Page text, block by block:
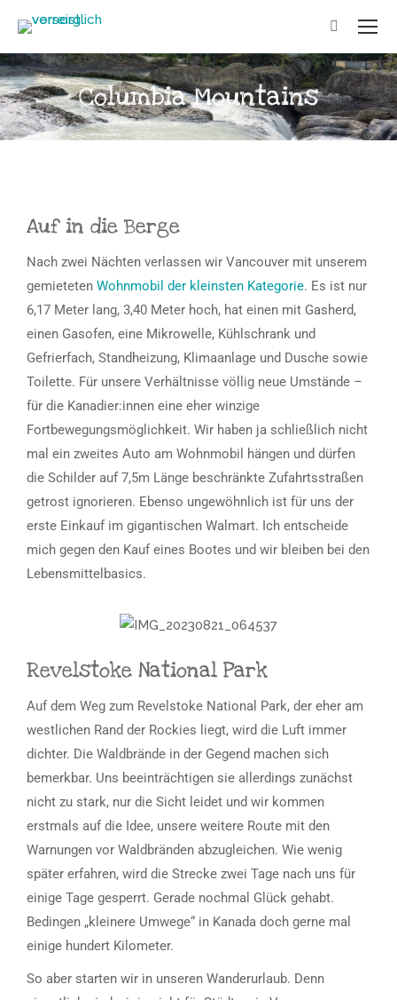
Columbia Mountains
Auf in die Berge
Nach zwei Nächten verlassen wir Vancouver mit unserem
gemieteten Wohnmobil der kleinsten Kategorie. Es ist nur
6,17 Meter lang, 3,40 Meter hoch, hat einen mit Gasherd,
einen Gasofen, eine Mikrowelle, Kühlschrank und
Gefrierfach, Standheizung, Klimaanlage und Dusche sowie
Toilette. Für unsere Verhältnisse völlig neue Umstände –
für die Kanadier:innen eine eher winzige
Fortbewegungsmöglichkeit. Wir haben ja schließlich nicht
mal ein zweites Auto am Wohnmobil hängen und dürfen
die Schilder auf 7,5m Länge beschränkte Zufahrtsstraßen
getrost ignorieren. Ebenso ungewöhnlich ist für uns der
erste Einkauf im gigantischen Walmart. Ich entscheide
mich gegen den Kauf eines Bootes und wir bleiben bei den
Lebensmittelbasics.
Revelstoke National Park
Auf dem Weg zum Revelstoke National Park, der eher am
westlichen Rand der Rockies liegt, wird die Luft immer
dichter. Die Waldbrände in der Gegend machen sich
bemerkbar. Uns beeinträchtigen sie allerdings zunächst
nicht zu stark, nur die Sicht leidet und wir kommen
erstmals auf die Idee, unsere weitere Route mit den
Warnungen vor Waldbränden abzugleichen. Wie wenig
später erfahren, wird die Strecke zwei Tage nach uns für
einige Tage gesperrt. Gerade nochmal Glück gehabt.
Bedingen „kleinere Umwege“ in Kanada doch gerne mal
einige hundert Kilometer.
So aber starten wir in unseren Wanderurlaub. Denn